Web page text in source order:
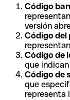
Código
versión
Código del
Código de
que
Código de
que
representa